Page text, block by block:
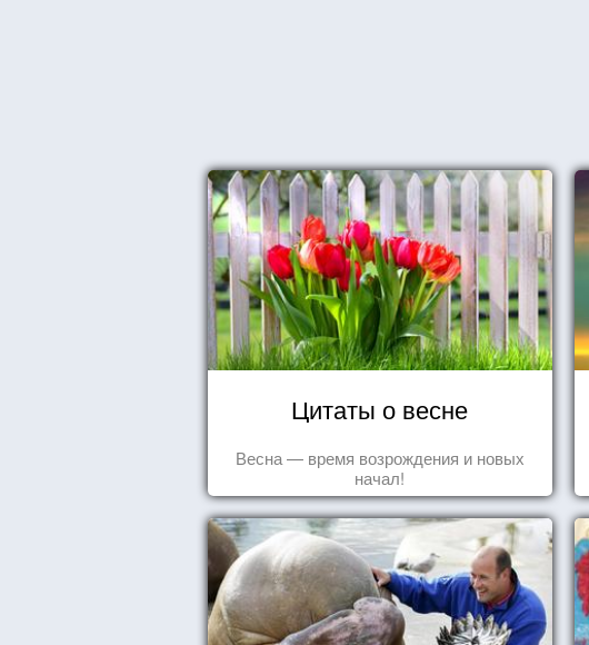
Цитаты о весне
Весна — время возрождения и новых
начал!